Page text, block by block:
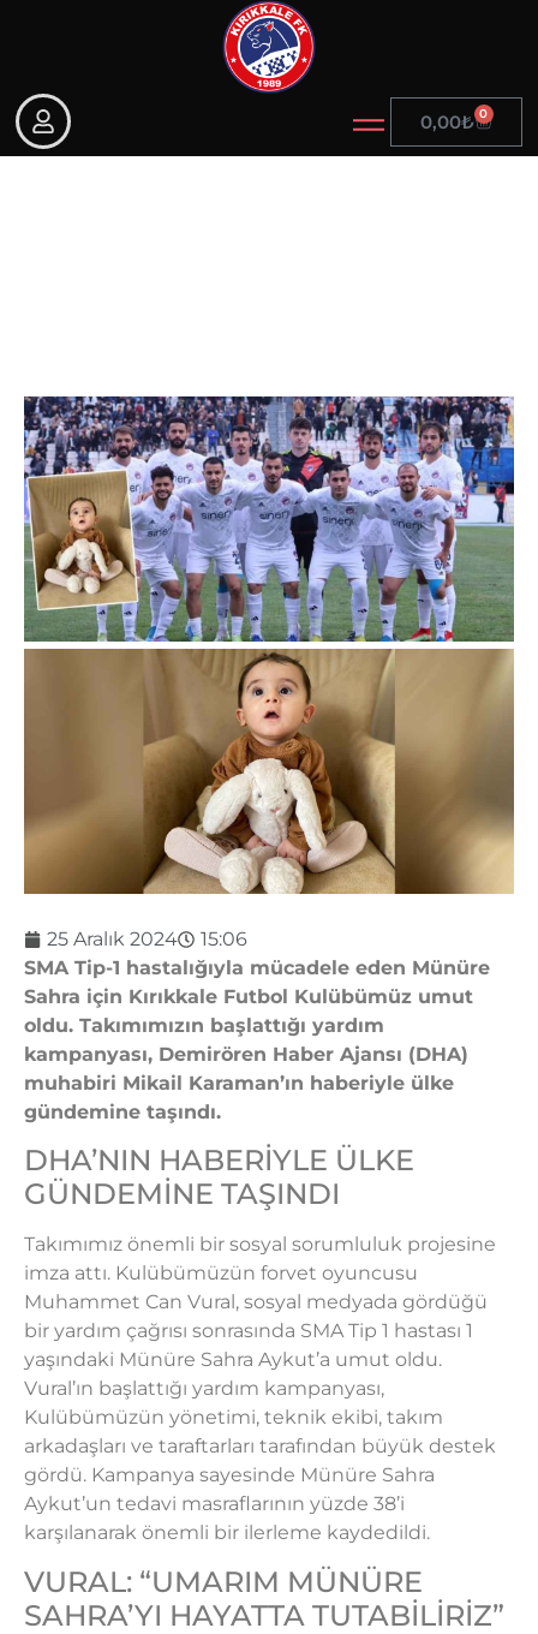
0,00₺ 0
25 Aralık 2024
15:06
SMA Tip-1 hastalığıyla mücadele eden Münüre
Sahra için Kırıkkale Futbol Kulübümüz umut
oldu. Takımımızın başlattığı yardım
kampanyası, Demirören Haber Ajansı (DHA)
muhabiri Mikail Karaman’ın haberiyle ülke
gündemine taşındı.
DHA’NIN HABERİYLE ÜLKE
GÜNDEMİNE TAŞINDI
Takımımız önemli bir sosyal sorumluluk projesine
imza attı. Kulübümüzün forvet oyuncusu
Muhammet Can Vural, sosyal medyada gördüğü
bir yardım çağrısı sonrasında SMA Tip 1 hastası 1
yaşındaki Münüre Sahra Aykut’a umut oldu.
Vural’ın başlattığı yardım kampanyası,
Kulübümüzün yönetimi, teknik ekibi, takım
arkadaşları ve taraftarları tarafından büyük destek
gördü. Kampanya sayesinde Münüre Sahra
Aykut’un tedavi masraflarının yüzde 38’i
karşılanarak önemli bir ilerleme kaydedildi.
VURAL: “UMARIM MÜNÜRE
SAHRA’YI HAYATTA TUTABİLİRİZ”